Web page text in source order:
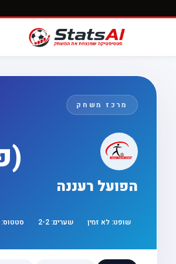
מרכז משחק
הפועל רעננה
2 - 2 (פנ׳ 8-9)
שופט: לא זמין שערים: 2-2 סטטוס: